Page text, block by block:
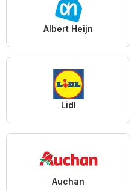
Albert Heijn
Lidl
Auchan